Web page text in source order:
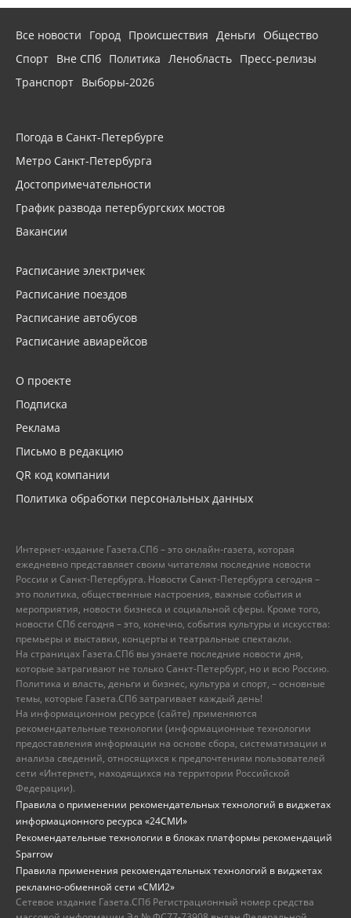
Все новости Город Происшествия Деньги
Общество
Спорт Вне СПб Политика Ленобласть Пресс-релизы
Транспорт Выборы-2026
Погода в Санкт-Петербурге
Метро Санкт-Петербурга
Достопримечательности
График развода петербургских мостов
Вакансии
Расписание электричек
Расписание поездов
Расписание автобусов
Расписание авиарейсов
О проекте
Подписка
Реклама
Письмо в редакцию
QR код компании
Политика обработки персональных данных
Интернет-издание Газета.СПб – это онлайн-газета, которая
ежедневно представляет своим читателям последние новости
России и Санкт-Петербурга. Новости Санкт-Петербурга сегодня –
это политика, общественные настроения, важные события и
мероприятия, новости бизнеса и социальной сферы. Кроме того,
новости СПб сегодня – это, конечно, события культуры и искусства:
премьеры и выставки, концерты и театральные спектакли.
На страницах Газета.СПб вы узнаете последние новости дня,
которые затрагивают не только Санкт-Петербург, но и всю Россию.
Политика и власть, деньги и бизнес, культура и спорт, – основные
темы, которые Газета.СПб затрагивает каждый день!
На информационном ресурсе (сайте) применяются
рекомендательные технологии (информационные технологии
предоставления информации на основе сбора, систематизации и
анализа сведений, относящихся к предпочтениям пользователей
сети «Интернет», находящихся на территории Российской
Федерации).
Правила о применении рекомендательных технологий в виджетах
информационного ресурса «24СМИ»
Рекомендательные технологии в блоках платформы рекомендаций
Sparrow
Правила применения рекомендательных технологий в виджетах
рекламно-обменной сети «СМИ2»
Сетевое издание Газета.СПб Регистрационный номер средства